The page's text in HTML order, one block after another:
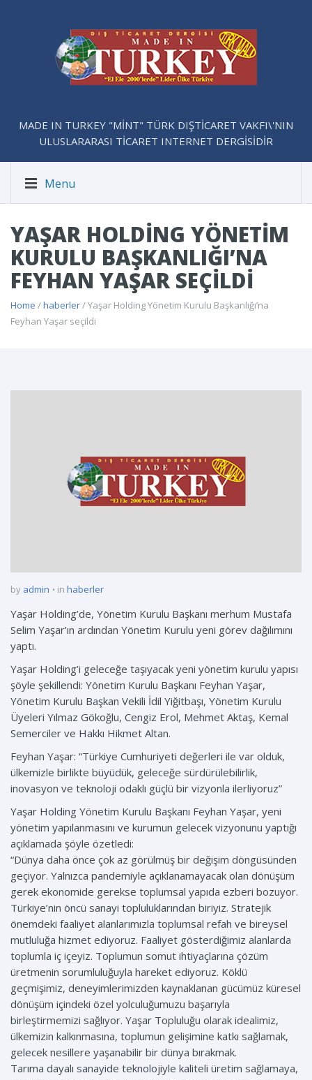
MADE IN TURKEY "MİNT" TÜRK DIŞTİCARET VAKFI\'NIN
ULUSLARARASI TİCARET INTERNET DERGİSİDİR
Menu
YAŞAR HOLDING YÖNETIM
KURULU BAŞKANLIĞI’NA
FEYHAN YAŞAR SEÇILDI
Home /haberler/ Yaşar Holding Yönetim Kurulu Başkanlığı’na
Feyhan Yaşar seçildi
by admin in haberler
Yaşar Holding’de, Yönetim Kurulu Başkanı merhum Mustafa
Selim Yaşar’ın ardından Yönetim Kurulu yeni görev dağılımını
yaptı.
Yaşar Holding’i geleceğe taşıyacak yeni yönetim kurulu yapısı
şöyle şekillendi: Yönetim Kurulu Başkanı Feyhan Yaşar,
Yönetim Kurulu Başkan Vekili İdil Yiğitbaşı, Yönetim Kurulu
Üyeleri Yılmaz Gökoğlu, Cengiz Erol, Mehmet Aktaş, Kemal
Semerciler ve Hakkı Hikmet Altan.
Feyhan Yaşar: “Türkiye Cumhuriyeti değerleri ile var olduk,
ülkemizle birlikte büyüdük, geleceğe sürdürülebilirlik,
inovasyon ve teknoloji odaklı güçlü bir vizyonla ilerliyoruz”
Yaşar Holding Yönetim Kurulu Başkanı Feyhan Yaşar, yeni
yönetim yapılanmasını ve kurumun gelecek vizyonunu yaptığı
açıklamada şöyle özetledi:
“Dünya daha önce çok az görülmüş bir değişim döngüsünden
geçiyor. Yalnızca pandemiyle açıklanamayacak olan dönüşüm
gerek ekonomide gerekse toplumsal yapıda ezberi bozuyor.
Türkiye’nin öncü sanayi topluluklarından biriyiz. Stratejik
önemdeki faaliyet alanlarımızla toplumsal refah ve bireysel
mutluluğa hizmet ediyoruz. Faaliyet gösterdiğimiz alanlarda
toplumla iç içeyiz. Toplumun somut ihtiyaçlarına çözüm
üretmenin sorumluluğuyla hareket ediyoruz. Köklü
geçmişimiz, deneyimlerimizden kaynaklanan gücümüz küresel
dönüşüm içindeki özel yolculuğumuzu başarıyla
birleştirmemizi sağlıyor. Yaşar Topluluğu olarak idealimiz,
ülkemizin kalkınmasına, toplumun gelişimine katkı sağlamak,
gelecek nesillere yaşanabilir bir dünya bırakmak.
Tarıma dayalı sanayide teknolojiyle kaliteli üretim sağlamaya,